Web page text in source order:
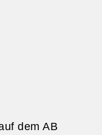
dem AB